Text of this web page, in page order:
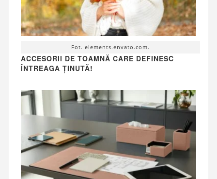
Fot. elements.envato.com.
ACCESORII DE TOAMNĂ CARE DEFINESC
ÎNTREAGA ȚINUTĂ!